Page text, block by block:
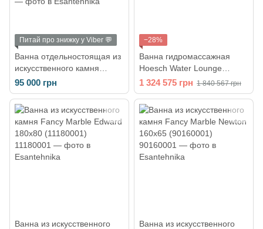
Питай про знижку у Viber 💬
Ванна отдельностоящая из
искусственного камня
Gruppo Treesse Alma 175 x
80 x h55 см, цвет - белый
глянцевый V015BL
95 000 грн
−28%
Ванна гидромассажная
Hoesch Water Lounge
200х120х58 (3704+3703)
1 324 575 грн 1 840 567 грн
Ванна из искусственного
Ванна из искусственного